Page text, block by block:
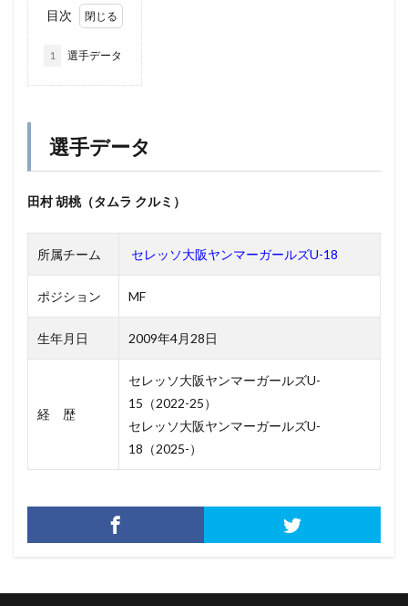
目次
1 選手データ
選手データ
田村 胡桃（タムラ クルミ）
所属チーム セレッソ大阪ヤンマーガールズU-18
ポジション MF
生年月日 2009年4月28日
経 歴
セレッソ大阪ヤンマーガールズU-
15（2022-25）
セレッソ大阪ヤンマーガールズU-
18（2025-）